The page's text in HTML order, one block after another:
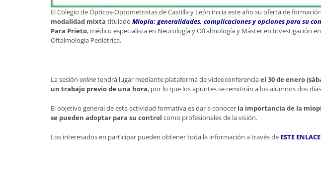
El Colegio de Ópticos-Optometristas de Castilla y León inicia este año su oferta de
modalidad mixta titulado Miopía: generalidades, complicaciones y opciones para su
Para Prieto, médico especialista en Neurología y Oftalmología y Máster en Investigación
Oftalmología Pediátrica.
La sesión onlinetendrá lugar mediante plataforma de videoconferenciael 30 de enero
un trabajo previo de una hora, por lo que los apuntes se remitirán a los alumnos dos
El objetivo general de esta actividad formativa es dar a conocer la importancia de la
se pueden adoptar para su control como profesionales de la visión.
Los interesados en participar pueden obtener toda la información a través de ESTE ENLACE